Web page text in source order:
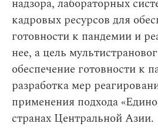
надзора, лабораторных
кадровых ресурсов для
готовности к пандемии и
нее, а цель
обеспечение готовности к
разработка мер
применения подхода
странах Центральной Азии.